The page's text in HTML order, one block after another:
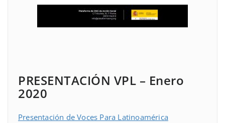
PRESENTACIÓN VPL – Enero
2020
Presentación de Voces Para Latinoamérica